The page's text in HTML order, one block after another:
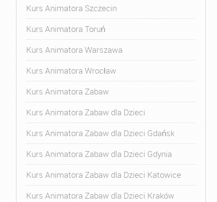
Kurs Animatora Szczecin
Kurs Animatora Toruń
Kurs Animatora Warszawa
Kurs Animatora Wrocław
Kurs Animatora Zabaw
Kurs Animatora Zabaw dla Dzieci
Kurs Animatora Zabaw dla Dzieci Gdańsk
Kurs Animatora Zabaw dla Dzieci Gdynia
Kurs Animatora Zabaw dla Dzieci Katowice
Kurs Animatora Zabaw dla Dzieci Kraków